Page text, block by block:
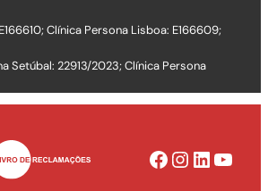
Clínica Persona Lisboa: E166609;
Setúbal: 22913/2023; Clínica Persona
Facebook Instagram LinkedIn YouTube